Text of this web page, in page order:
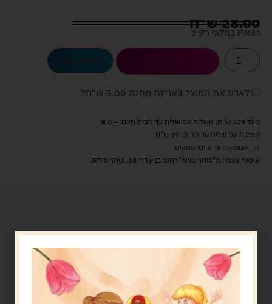
28.00ש"ח
נשארו במלאי רק 2
הוספה לסל
לארוז את המוצר באריזת מתנה 5.00 ש"ח ?
מעל 329 ש"ח, משלוח עם שליח עד הבית חינם! – 0 ₪
משלוח עם שליח עד הבית: 29 ש"ח
זמן אספקה: עד 4 ימי עסקים.
איסוף עצמי: מ"ביתר טויס" רחוב בניין דוד 18, ביתר עילית.